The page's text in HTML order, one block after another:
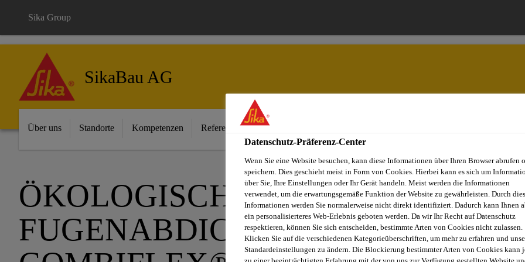
Sika Group
SikaBau AG
Über uns Standorte Kompetenzen Referenzen Lösungen
ÖKOLOGISCHE SANIERUNG MIT
FUGENABDICHTUNGSSYSTEM
Datenschutz-Präferenz-Center
Wenn Sie eine Website besuchen, kann diese Informationen über Ihren Browser abrufen
speichern. Dies geschieht meist in Form von Cookies. Hierbei kann es sich um
über Sie, Ihre Einstellungen oder Ihr Gerät handeln. Meist werden die Informationen
verwendet, um die erwartungsgemäße Funktion der Website zu gewährleisten. Durch
Informationen werden Sie normalerweise nicht direkt identifiziert. Dadurch kann Ihnen
ein personalisierteres Web-Erlebnis geboten werden. Da wir Ihr Recht auf Datenschutz
respektieren, können Sie sich entscheiden, bestimmte Arten von Cookies nicht zulassen.
Klicken Sie auf die verschiedenen Kategorieüberschriften, um mehr zu erfahren und
Standardeinstellungen zu ändern. Die Blockierung bestimmter Arten von Cookies kann
zu einer beeinträchtigten Erfahrung mit der von uns zur Verfügung gestellten Website